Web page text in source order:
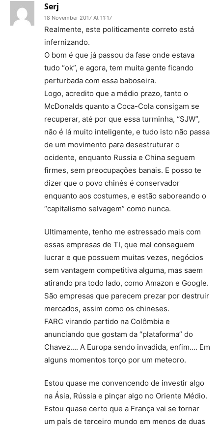
Serj
18 November 2017 At 11:17
Realmente, este politicamente correto está
infernizando.
O bom é que já passou da fase onde estava
tudo “ok”, e agora, tem muita gente ficando
perturbada com essa baboseira.
Logo, acredito que a médio prazo, tanto o
McDonalds quanto a Coca-Cola consigam se
recuperar, até por que essa turminha, “SJW”,
não é lá muito inteligente, e tudo isto não passa
de um movimento para desestruturar o
ocidente, enquanto Russia e China seguem
firmes, sem preocupações banais. E posso te
dizer que o povo chinês é conservador
enquanto aos costumes, e estão saboreando o
“capitalismo selvagem” como nunca.
Ultimamente, tenho me estressado mais com
essas empresas de TI, que mal conseguem
lucrar e que possuem muitas vezes, negócios
sem vantagem competitiva alguma, mas saem
atirando pra todo lado, como Amazon e Google.
São empresas que parecem prezar por destruir
mercados, assim como os chineses.
FARC virando partido na Colômbia e
anunciando que gostam da “plataforma” do
Chavez…. A Europa sendo invadida, enfim…. Em
alguns momentos torço por um meteoro.
Estou quase me convencendo de investir algo
na Ásia, Rússia e pinçar algo no Oriente Médio.
Estou quase certo que a França vai se tornar
um país de terceiro mundo em menos de duas